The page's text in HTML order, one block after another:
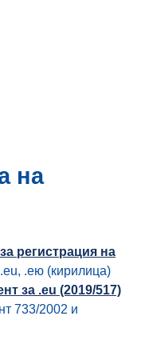
на
регистрация на
.ею (кирилица)
за .eu (2019/517)
733/2002 и